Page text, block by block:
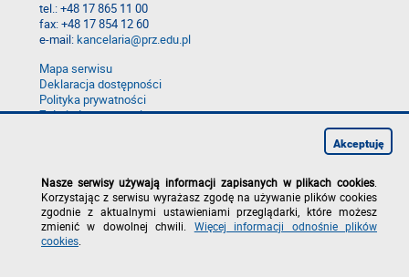
tel.: +48 17 865 11 00
fax: +48 17 854 12 60
e-mail:kancelaria@prz.edu.pl
Mapa serwisu
Deklaracja dostępności
Polityka prywatności
Zgłoś błąd na stronie
Nasze serwisy używają informacji zapisanych w plikach cookies
Korzystając z serwisu wyrażasz zgodę na używanie plików cookies
zgodnie z aktualnymi ustawieniami przeglądarki, które możesz
zmienić w dowolnej chwili. Więcej informacji odnośnie plików
cookies
Akceptuję